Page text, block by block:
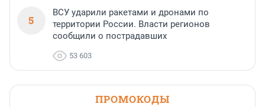
5
ВСУ ударили ракетами и дронами по
территории России. Власти регионов
сообщили о пострадавших
53 603
ПРОМОКОДЫ